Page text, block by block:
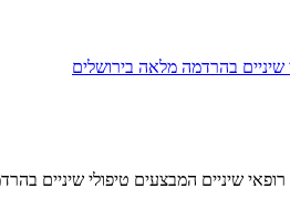
שיניים בהרדמה מלאה בירושלים
שיניים המבצעים טיפולי שיניים